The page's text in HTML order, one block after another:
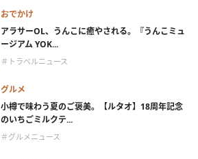
おでかけ
アラサーOL、うんこに癒やされる。『うんこミュ
ージアム YOK...
＃トラベルニュース
グルメ
小樽で味わう夏のご褒美。【ルタオ】18周年記念
のいちごミルクテ...
＃グルメニュース